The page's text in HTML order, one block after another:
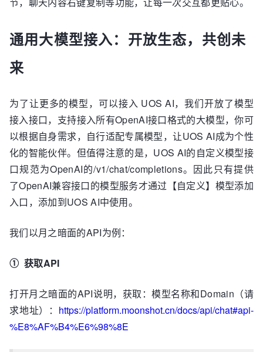
通用大模型接入：开放生态，共创未
来
为了让更多的模型，可以接入 UOS AI，我们开放了模型
接入接口，支持接入所有OpenAI接口格式的大模型，你可
以根据自身需求，自行适配专属模型，让UOS AI成为个性
化的智能伙伴。但值得注意的是，UOS AI的自定义模型接
口规范为OpenAI的/v1/chat/completions。因此只有提供
了OpenAI兼容接口的模型服务才通过【自定义】模型添加
入口，添加到UOS AI中使用。
我们以月之暗面的API为例：
① 获取API
打开月之暗面的API说明，获取：模型名称和Domain（请
求地址）： https://platform.moonshot.cn/docs/api/chat#api-
%E8%AF%B4%E6%98%8E